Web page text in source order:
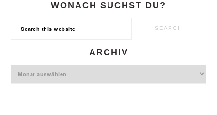
WONACH SUCHST DU?
ARCHIV
Archiv